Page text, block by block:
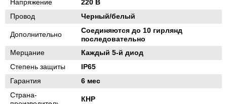
Напряжение
220 В
Провод
Черный/белый
Дополнительно
Соединяются до 10 гирлянд
последовательно
Мерцание
Каждый 5-й диод
Степень защиты
IP65
Гарантия
6 мес
Страна-
КНР